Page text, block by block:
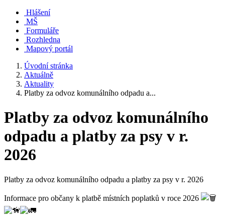
Hlášení
MŠ
Formuláře
Rozhledna
Mapový portál
Úvodní stránka
Aktuálně
Aktuality
Platby za odvoz komunálního odpadu a...
Platby za odvoz komunálního
odpadu a platby za psy v r.
2026
Platby za odvoz komunálního odpadu a platby za psy v r. 2026
Informace pro občany k platbě místních poplatků v roce 2026